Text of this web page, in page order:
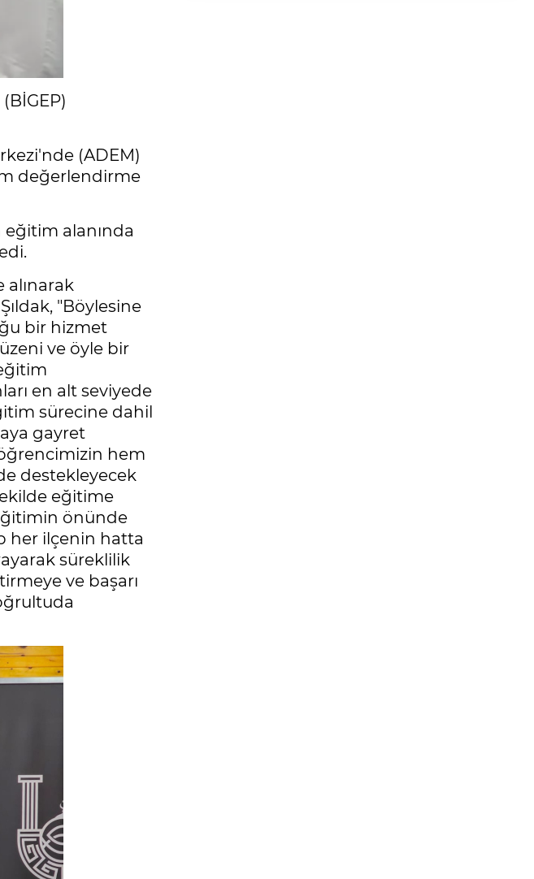
(BİGEP)
(ADEM)
değerlendirme
eğitim alanında
"Böylesine
bir hizmet
ve öyle bir
en alt seviyede
sürecine dahil
gayret
hem
destekleyecek
eğitime
önünde
her ilçenin hatta
süreklilik
ve başarı